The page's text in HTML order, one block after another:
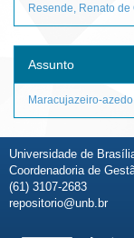
Resende, Renato de
Assunto
Maracujazeiro-azedo
Universidade de
Coordenadoria de
(61) 3107-2683
repositorio@unb.br